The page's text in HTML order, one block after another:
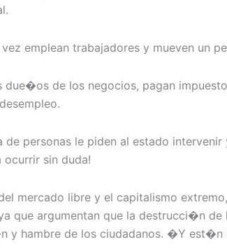
emplean trabajadores y mueven un
due�os de los negocios, pagan
de personas le piden al estado
sin duda!
mercado libre y el capitalismo
que argumentan que la destrucci�n
y hambre de los ciudadanos. �Y